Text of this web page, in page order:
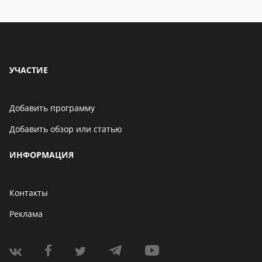
Бенчмарк AnTuTu
06 мая 2021
УЧАСТИЕ
Добавить программу
Добавить обзор или статью
ИНФОРМАЦИЯ
Контакты
Реклама